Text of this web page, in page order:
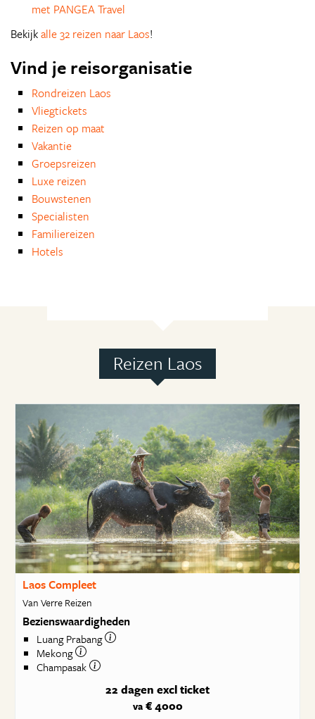
met PANGEA Travel
Bekijkalle 32 reizen naar Laos!
Vind je reisorganisatie
Rondreizen Laos
Vliegtickets
Reizen op maat
Vakantie
Groepsreizen
Luxe reizen
Bouwstenen
Specialisten
Familiereizen
Hotels
Reizen Laos
Laos Compleet
Van Verre Reizen
Bezienswaardigheden
Luang Prabang
Mekong
Champasak
22 dagen excl ticket
va€ 4000